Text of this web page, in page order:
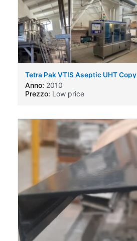
Tetra Pak VTIS Aseptic UHT Copy
Anno: 2010
Prezzo: Low price